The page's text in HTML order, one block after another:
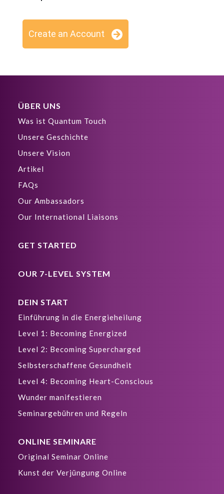
Create an Account
ÜBER UNS
Was ist Quantum Touch
Unsere Geschichte
Unsere Vision
Artikel
FAQs
Our Ambassadors
Our International Liaisons
GET STARTED
OUR 7-LEVEL SYSTEM
DEIN START
Einführung in die Energieheilung
Level 1: Becoming Energized
Level 2: Becoming Supercharged
Selbsterschaffene Gesundheit
Level 4: Becoming Heart-Conscious
Wunder manifestieren
Seminargebühren und Regeln
ONLINE SEMINARE
Original Seminar Online
Kunst der Verjüngung Online